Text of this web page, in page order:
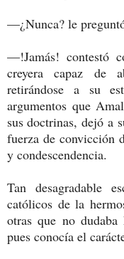
—¿Nunca? le
—!Jamás! contestó
creyera capaz de
retirándose a su
argumentos que
sus doctrinas, dejó a
fuerza de convicción
y condescendencia.
Tan desagradable
católicos de la
otras que no
pues conocía el